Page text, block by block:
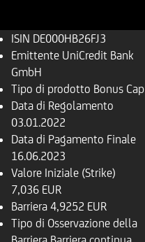
ISIN DE000HB26FJ3
Emittente UniCredit Bank
GmbH
Tipo di prodotto Bonus Cap
Data di Regolamento
03.01.2022
Data di Pagamento Finale
16.06.2023
Valore Iniziale (Strike)
7,036 EUR
Barriera 4,9252 EUR
Tipo di Osservazione della